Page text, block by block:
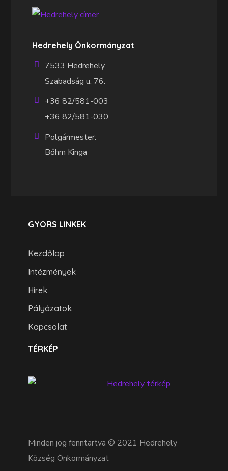
Hedrehely Önkormányzat
7533 Hedrehely,
Szabadság u. 76.
+36 82/581-003
+36 82/581-030
Polgármester:
Bőhm Kinga
GYORS LINKEK
Kezdőlap
Intézmények
Hírek
Pályázatok
Kapcsolat
TÉRKÉP
Minden jog fenntartva © 2021 Hedrehely
Község Önkormányzat